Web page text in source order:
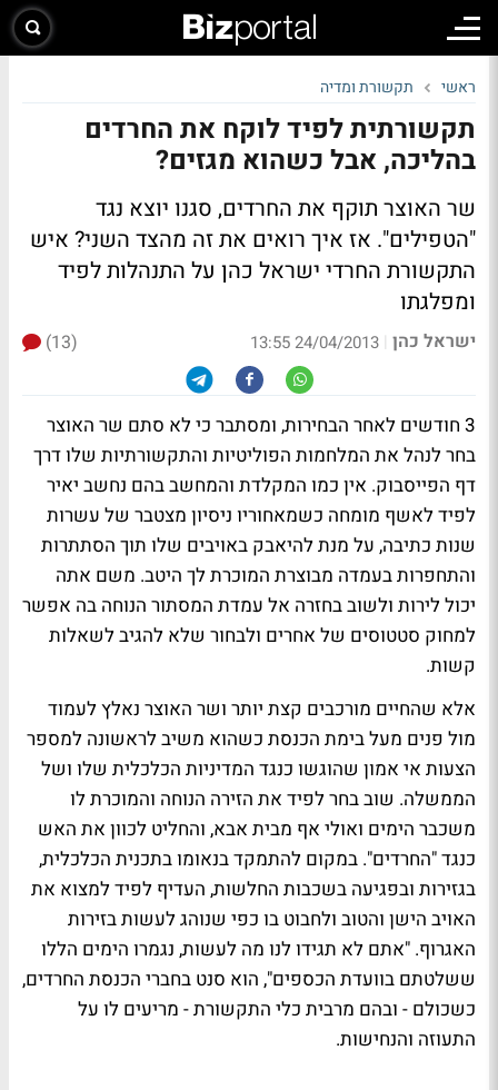
ראשי תקשורת ומדיה
תקשורתית לפיד לוקח את החרדים
בהליכה, אבל כשהוא מגזים?
שר האוצר תוקף את החרדים, סגנו יוצא נגד
"הטפילים". אז איך רואים את זה מהצד השני? איש
התקשורת החרדי ישראל כהן על התנהלות לפיד
ומפלגתו
ישראל כהן |
24/04/2013 13:55
(13)
3 חודשים לאחר הבחירות, ומסתבר כי לא סתם שר האוצר
בחר לנהל את המלחמות הפוליטיות והתקשורתיות שלו דרך
דף הפייסבוק. אין כמו המקלדת והמחשב בהם נחשב יאיר
לפיד לאשף מומחה כשמאחוריו ניסיון מצטבר של עשרות
שנות כתיבה, על מנת להיאבק באויבים שלו תוך הסתתרות
והתחפרות בעמדה מבוצרת המוכרת לך היטב. משם אתה
יכול לירות ולשוב בחזרה אל עמדת המסתור הנוחה בה אפשר
למחוק סטטוסים של אחרים ולבחור שלא להגיב לשאלות
קשות.
אלא שהחיים מורכבים קצת יותר ושר האוצר נאלץ לעמוד
מול פנים מעל בימת הכנסת כשהוא משיב לראשונה למספר
הצעות אי אמון שהוגשו כנגד המדיניות הכלכלית שלו ושל
הממשלה. שוב בחר לפיד את הזירה הנוחה והמוכרת לו
משכבר הימים ואולי אף מבית אבא, והחליט לכוון את האש
כנגד "החרדים". במקום להתמקד בנאומו בתכנית הכלכלית,
בגזירות ובפגיעה בשכבות החלשות, העדיף לפיד למצוא את
האויב הישן והטוב ולחבוט בו כפי שנוהג לעשות בזירות
האגרוף. "אתם לא תגידו לנו מה לעשות, נגמרו הימים הללו
ששלטתם בוועדת הכספים", הוא סנט בחברי הכנסת החרדים,
כשכולם - ובהם מרבית כלי התקשורת - מריעים לו על
התעוזה והנחישות.